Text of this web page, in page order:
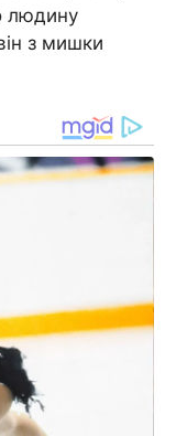
людину
з мишки